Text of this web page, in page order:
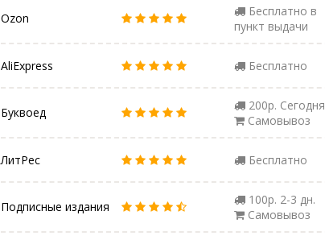
Ozon
Бесплатно в
пункт выдачи
AliExpress Бесплатно
Буквоед
200р. Сегодня
Самовывоз
ЛитРес Бесплатно
Подписные издания
100р. 2-3 дн.
Самовывоз